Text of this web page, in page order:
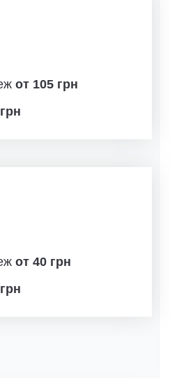
от 105 грн
от 40 грн